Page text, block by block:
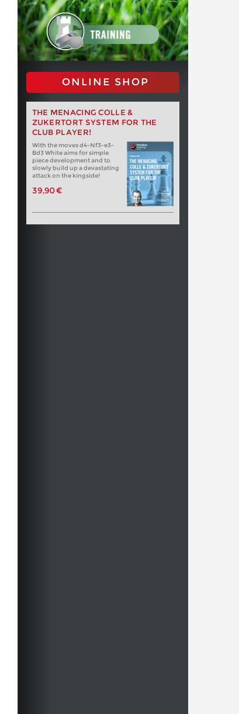
ONLINE SHOP
THE MENACING COLLE &
ZUKERTORT SYSTEM FOR THE
CLUB PLAYER!
With the moves d4-Nf3-e3-
Bd3 White aims for simple
piece development and to
slowly build up a devastating
attack on the kingside!
39,90 €